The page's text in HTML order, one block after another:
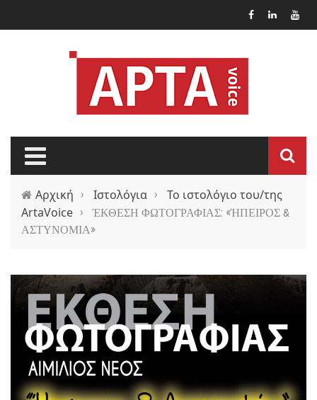
Αρχική › Ιστολόγια ›
Το ιστολόγιο του/της
ArtaVoice › ΈΚΘΕΣΗ ΦΩΤΟΓΡΑΦΙΑΣ: «ΉΠΕΙΡΟΣ &
ΑΣΤΥΝΟΜΙΑ»